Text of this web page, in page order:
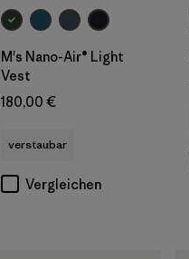
M's Nano-Air® Light
Vest
180,00 €
verstaubar
Vergleichen